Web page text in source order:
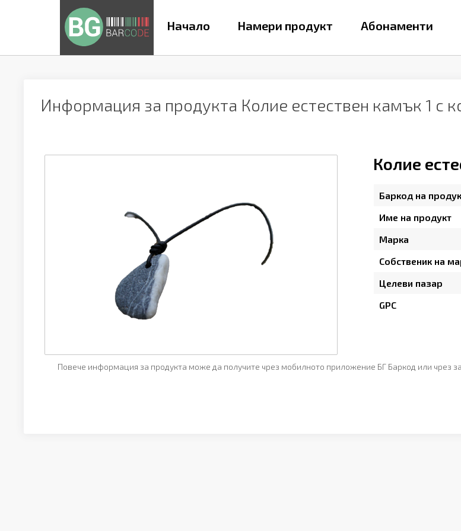
Начало Намери продукт Абонаменти
Информация за продукта Колие естествен камък 1 с
Колие
Баркод на
Име на продукт
Марка
Собственик на
Целеви пазар
GPC
Повече информация за продукта може да получите чрез мобилното приложение БГ Баркод или чрез